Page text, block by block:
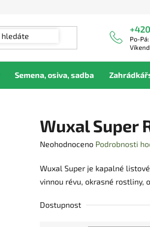
Po-
Semena, osiva, sadba
Wuxal Super
Průměrné
produktu
je
z
Neohodnoceno Podrobnosti
Wuxal Super je kapalné
vinnou révu, okrasné rostliny,
Dostupnost